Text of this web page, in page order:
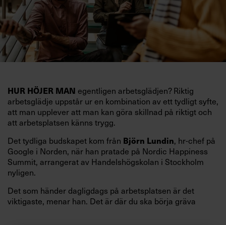
HUR HÖJER MAN egentligen arbetsglädjen? Riktig
arbetsglädje uppstår ur en kombination av ett tydligt syfte,
att man upplever att man kan göra skillnad på riktigt och
att arbetsplatsen känns trygg.
Det tydliga budskapet kom från Björn Lundin, hr-chef på
Google i Norden, när han pratade på Nordic Happiness
Summit, arrangerat av Handelshögskolan i Stockholm
nyligen.
Det som händer dagligdags på arbetsplatsen är det
viktigaste, menar han. Det är där du ska börja gräva